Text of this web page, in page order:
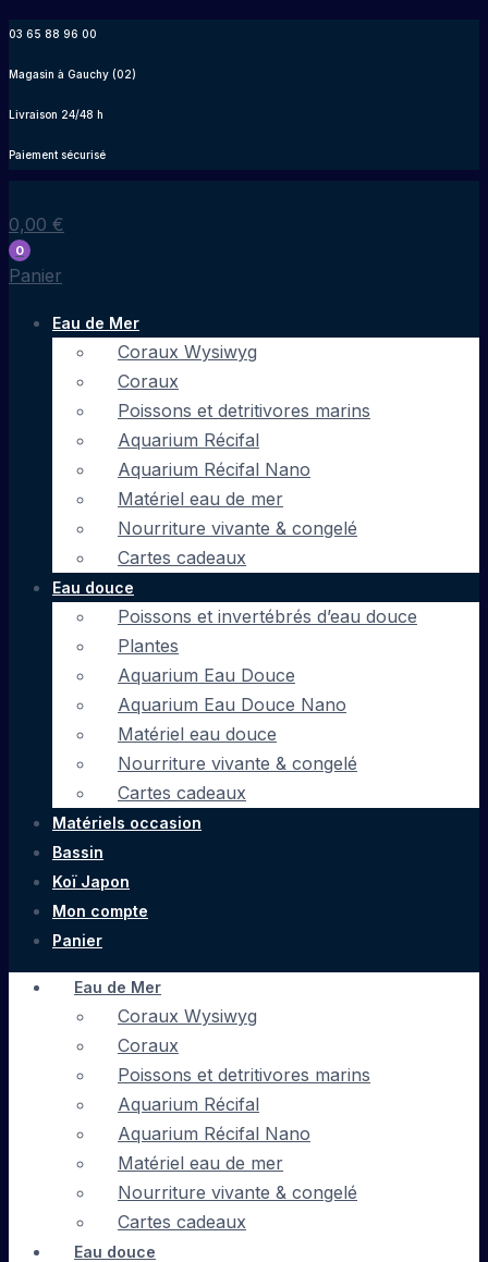
contenu
03 65 88 96 00
Magasin à Gauchy (02)
Livraison 24/48 h
Paiement sécurisé
0,00 €
0
Panier
Eau de Mer
Coraux Wysiwyg
Coraux
Poissons et detritivores marins
Aquarium Récifal
Aquarium Récifal Nano
Matériel eau de mer
Nourriture vivante & congelé
Cartes cadeaux
Eau douce
Poissons et invertébrés d’eau douce
Plantes
Aquarium Eau Douce
Aquarium Eau Douce Nano
Matériel eau douce
Nourriture vivante & congelé
Cartes cadeaux
Matériels occasion
Bassin
Koï Japon
Mon compte
Panier
Eau de Mer
Coraux Wysiwyg
Coraux
Poissons et detritivores marins
Aquarium Récifal
Aquarium Récifal Nano
Matériel eau de mer
Nourriture vivante & congelé
Cartes cadeaux
Eau douce